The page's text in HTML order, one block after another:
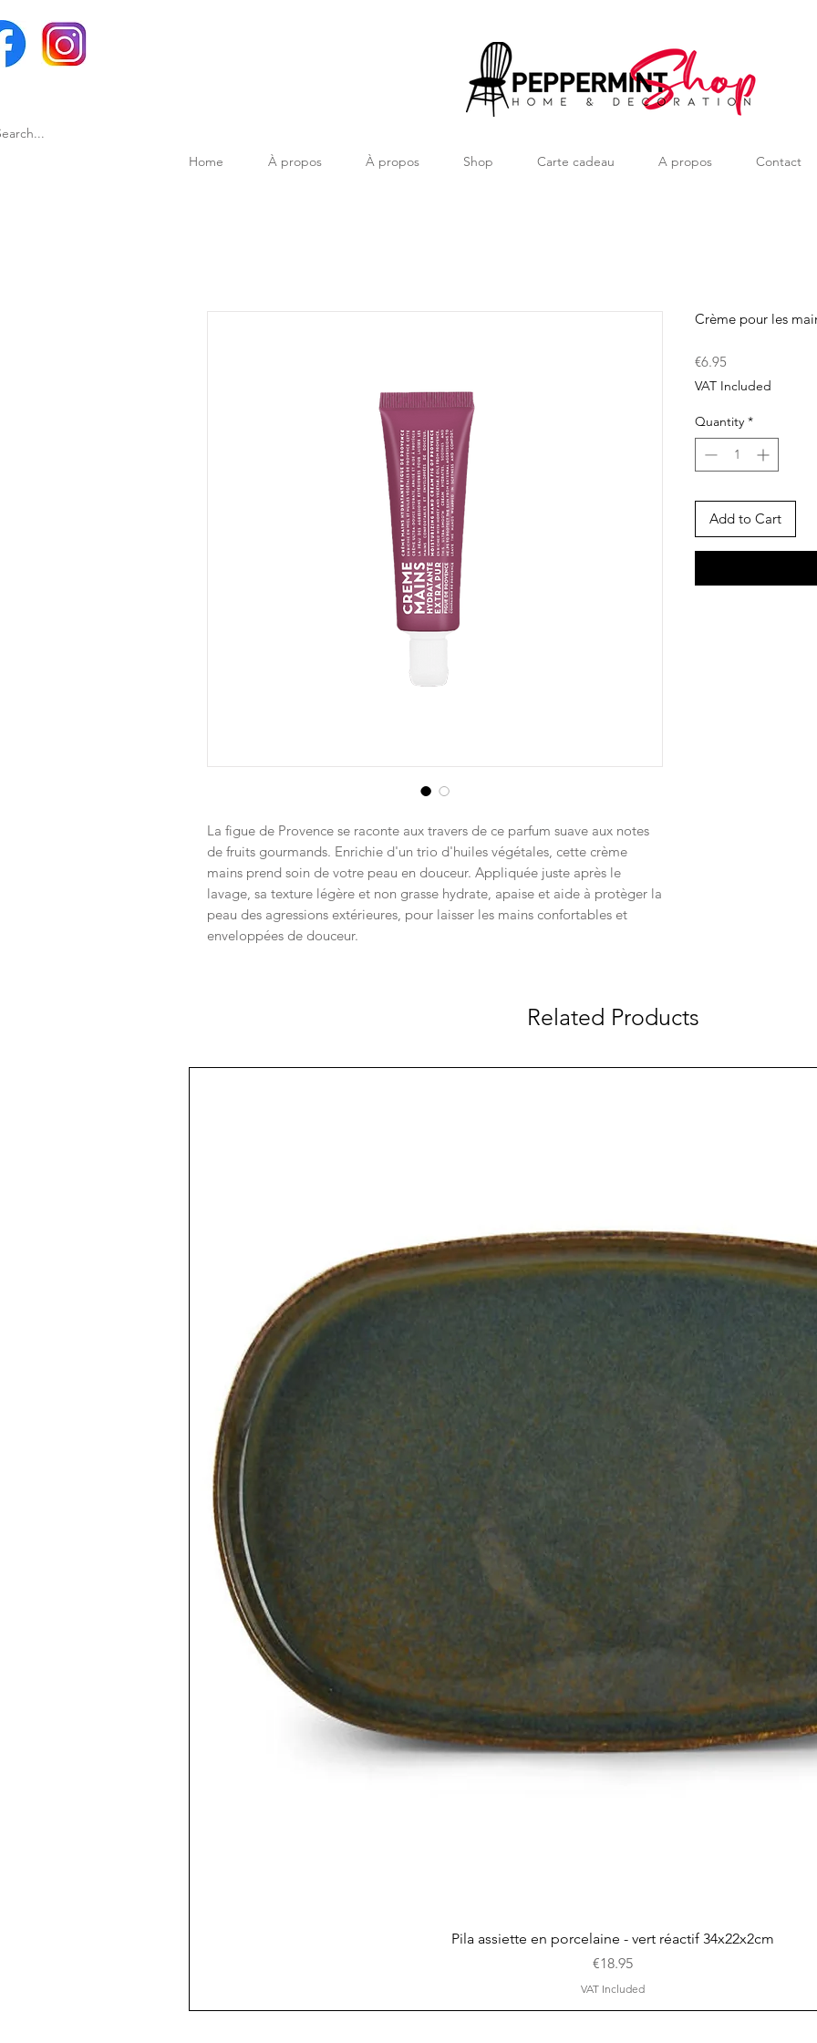
Home À propos À propos Shop Carte cadeau A propos Contact
La figue de Provence se raconte aux travers de ce parfum suave aux notes
de fruits gourmands. Enrichie d'un trio d'huiles végétales, cette crème
mains prend soin de votre peau en douceur. Appliquée juste après le
lavage, sa texture légère et non grasse hydrate, apaise et aide à protèger la
peau des agressions extérieures, pour laisser les mains confortables et
enveloppées de douceur.
Crème pour les
€6.95
VAT Included
Quantity *
Add to Cart
Related Products
Quick View
Pila assiette en porcelaine - vert réactif 34x22x2cm
Price
€18.95
VAT Included